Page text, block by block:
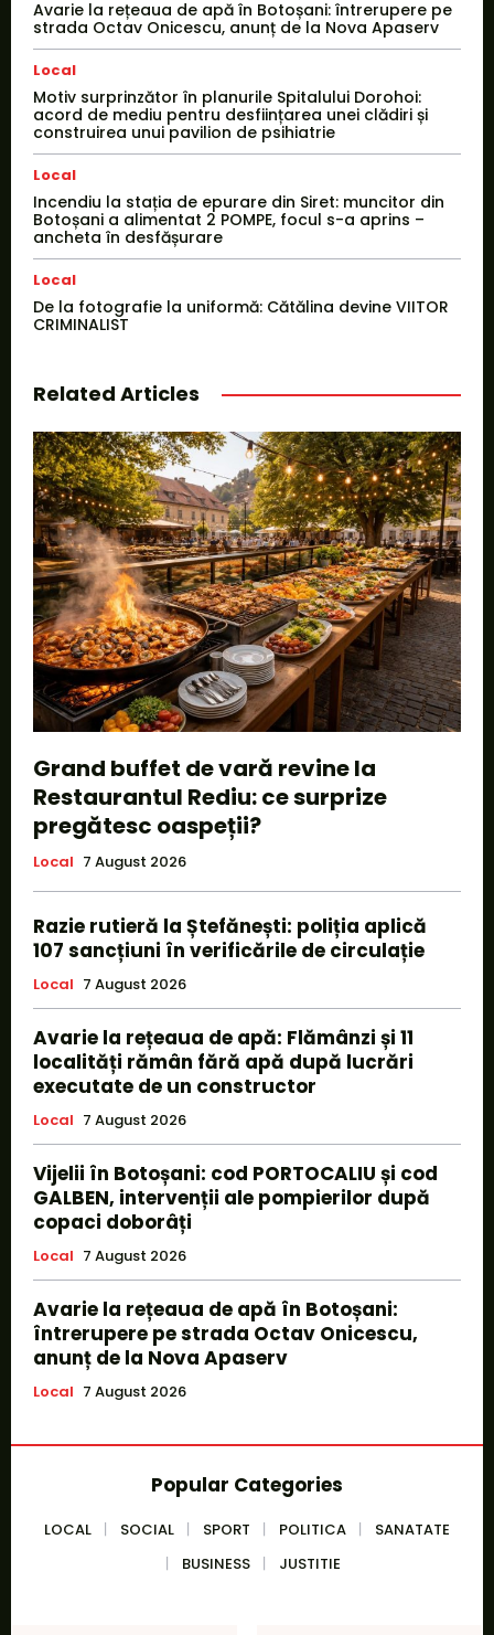
Avarie la rețeaua de apă în Botoșani: întrerupere pe
strada Octav Onicescu, anunț de la Nova Apaserv
Local
Motiv surprinzător în planurile Spitalului Dorohoi:
acord de mediu pentru desființarea unei clădiri și
construirea unui pavilion de psihiatrie
Local
Incendiu la stația de epurare din Siret: muncitor din
Botoșani a alimentat 2 POMPE, focul s-a aprins –
ancheta în desfășurare
Local
De la fotografie la uniformă: Cătălina devine VIITOR
CRIMINALIST
Related Articles
Grand buffet de vară revine la
Restaurantul Rediu: ce surprize
pregătesc oaspeții?
Local 7 August 2026
Razie rutieră la Ștefănești: poliția aplică
107 sancțiuni în verificările de circulație
Local 7 August 2026
Avarie la rețeaua de apă: Flămânzi și 11
localități rămân fără apă după lucrări
executate de un constructor
Local 7 August 2026
Vijelii în Botoșani: cod PORTOCALIU și cod
GALBEN, intervenții ale pompierilor după
copaci doborâți
Local 7 August 2026
Avarie la rețeaua de apă în Botoșani:
întrerupere pe strada Octav Onicescu,
anunț de la Nova Apaserv
Local 7 August 2026
Popular Categories
LOCAL SOCIAL SPORT POLITICA
SANATATE
BUSINESS
JUSTITIE